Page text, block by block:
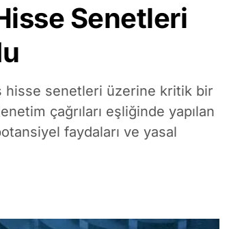
Senetleri
hisse senetleri üzerine kritik bir
çağrıları eşliğinde yapılan
faydaları ve yasal